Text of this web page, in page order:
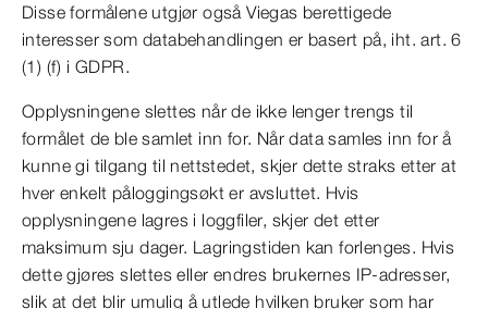
Disse formålene utgjør også Viegas berettigede
interesser som databehandlingen er basert på, iht. art. 6
(1) (f) i GDPR.
Opplysningene slettes når de ikke lenger trengs til
formålet de ble samlet inn for. Når data samles inn for å
kunne gi tilgang til nettstedet, skjer dette straks etter at
hver enkelt påloggingsøkt er avsluttet. Hvis
opplysningene lagres i loggfiler, skjer det etter
maksimum sju dager. Lagringstiden kan forlenges. Hvis
dette gjøres slettes eller endres brukernes IP-adresser,
slik at det blir umulig å utlede hvilken bruker som har